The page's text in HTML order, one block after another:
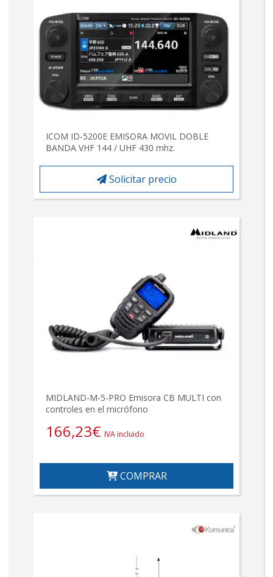
ICOM ID-5200E EMISORA MOVIL DOBLE
BANDA VHF 144 / UHF 430 mhz.
Solicitar precio
MIDLAND-M-5-PRO Emisora CB MULTI con
controles en el micrófono
166,23€ IVA incluido
COMPRAR